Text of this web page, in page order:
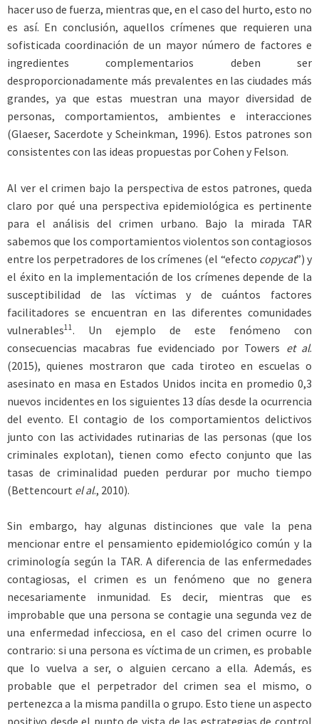
hacer uso de fuerza, mientras que, en el caso del hurto, esto no
es así. En conclusión, aquellos crímenes que requieren una
sofisticada coordinación de un mayor número de factores e
ingredientes complementarios deben ser
desproporcionadamente más prevalentes en las ciudades más
grandes, ya que estas muestran una mayor diversidad de
personas, comportamientos, ambientes e interacciones
(Glaeser, Sacerdote y Scheinkman, 1996). Estos patrones son
consistentes con las ideas propuestas por Cohen y Felson.
Al ver el crimen bajo la perspectiva de estos patrones, queda
claro por qué una perspectiva epidemiológica es pertinente
para el análisis del crimen urbano. Bajo la mirada TAR
sabemos que los comportamientos violentos son contagiosos
entre los perpetradores de los crímenes (el “efecto copycat”) y
el éxito en la implementación de los crímenes depende de la
susceptibilidad de las víctimas y de cuántos factores
facilitadores se encuentran en las diferentes comunidades
vulnerables11. Un ejemplo de este fenómeno con
consecuencias macabras fue evidenciado por Towers et al.
(2015), quienes mostraron que cada tiroteo en escuelas o
asesinato en masa en Estados Unidos incita en promedio 0,3
nuevos incidentes en los siguientes 13 días desde la ocurrencia
del evento. El contagio de los comportamientos delictivos
junto con las actividades rutinarias de las personas (que los
criminales explotan), tienen como efecto conjunto que las
tasas de criminalidad pueden perdurar por mucho tiempo
(Bettencourt el al., 2010).
Sin embargo, hay algunas distinciones que vale la pena
mencionar entre el pensamiento epidemiológico común y la
criminología según la TAR. A diferencia de las enfermedades
contagiosas, el crimen es un fenómeno que no genera
necesariamente inmunidad. Es decir, mientras que es
improbable que una persona se contagie una segunda vez de
una enfermedad infecciosa, en el caso del crimen ocurre lo
contrario: si una persona es víctima de un crimen, es probable
que lo vuelva a ser, o alguien cercano a ella. Además, es
probable que el perpetrador del crimen sea el mismo, o
pertenezca a la misma pandilla o grupo. Esto tiene un aspecto